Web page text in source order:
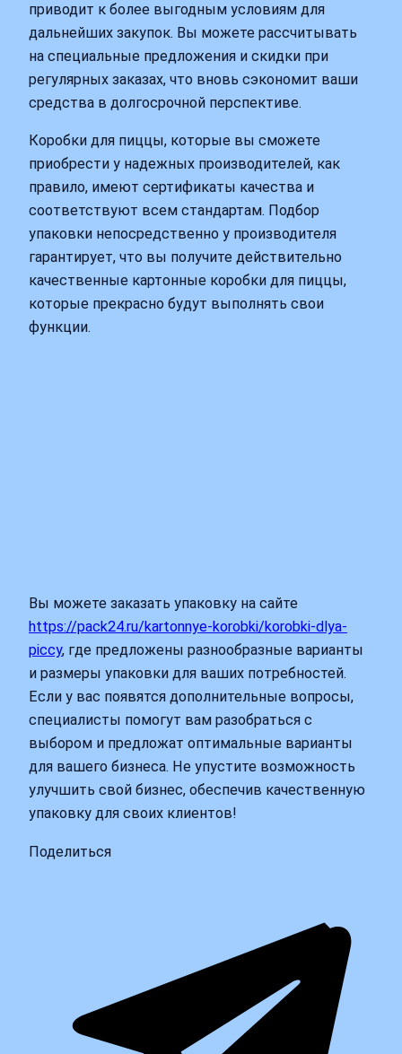
приводит к более выгодным условиям для
дальнейших закупок. Вы можете рассчитывать
на специальные предложения и скидки при
регулярных заказах, что вновь сэкономит ваши
средства в долгосрочной перспективе.
Коробки для пиццы, которые вы сможете
приобрести у надежных производителей, как
правило, имеют сертификаты качества и
соответствуют всем стандартам. Подбор
упаковки непосредственно у производителя
гарантирует, что вы получите действительно
качественные картонные коробки для пиццы,
которые прекрасно будут выполнять свои
функции.
Вы можете заказать упаковку на сайте
https://pack24.ru/kartonnye-korobki/korobki-dlya-
piccy, где предложены разнообразные варианты
и размеры упаковки для ваших потребностей.
Если у вас появятся дополнительные вопросы,
специалисты помогут вам разобраться с
выбором и предложат оптимальные варианты
для вашего бизнеса. Не упустите возможность
улучшить свой бизнес, обеспечив качественную
упаковку для своих клиентов!
Поделиться